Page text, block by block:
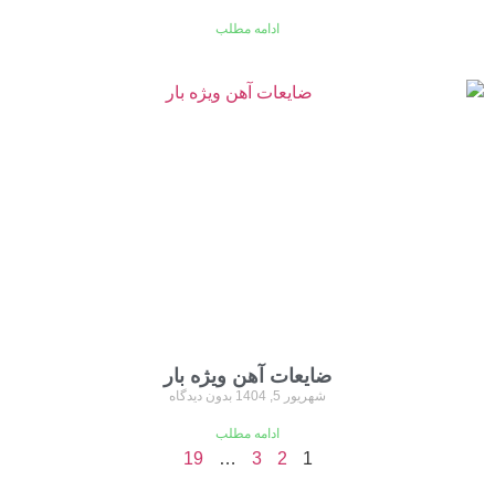
ادامه مطلب
ضایعات آهن ویژه بار
شهریور 5, 1404 بدون دیدگاه
ادامه مطلب
1
2
3
…
19